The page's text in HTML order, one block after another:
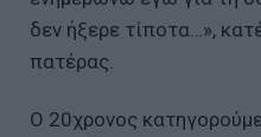
δεν ήξερε τίποτα…»,
πατέρας.
Ο 20χρονος